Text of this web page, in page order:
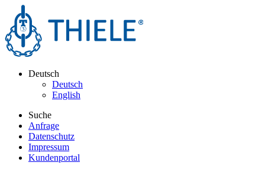
Deutsch
Deutsch
English
Suche
Anfrage
Datenschutz
Impressum
Kundenportal